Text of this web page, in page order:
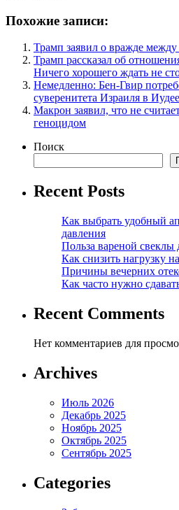
Похожие записи:
Трамп заявил о вражде
Трамп рассказал об
Ничего хорошего ждать не
Немедленно: Бен-Гвир
суверенитета Израиля в
Макрон заявил, что не
геноцидом
Поиск
Recent Posts
Как выбрать удобный
давления
Польза вареной свеклы
Как снизить нагрузку
Причины вечерних
Как часто нужно
Recent Comments
Нет комментариев для
Archives
Июль 2026
Декабрь 2025
Ноябрь 2025
Октябрь 2025
Сентябрь 2025
Categories